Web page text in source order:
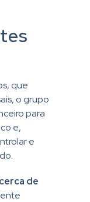
que
o grupo
para
e,
e
cerca de